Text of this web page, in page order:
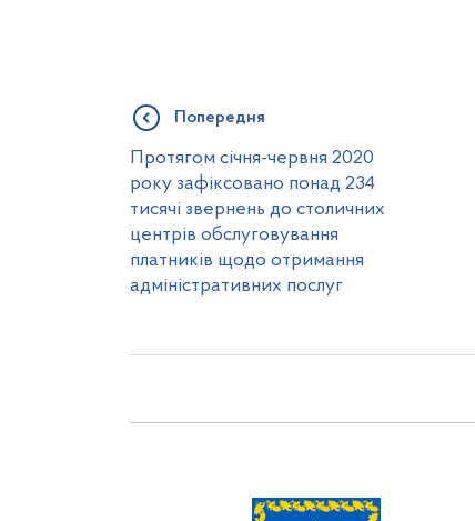
Попередня
Протягом січня-червня 2020
року зафіксовано понад 234
тисячі звернень до столичних
центрів обслуговування
платників щодо отримання
адміністративних послуг